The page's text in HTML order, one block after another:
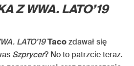
Z WWA. LATO’19
LATO’19Tacozdawał się
Szprycer? No to patrzcie teraz.